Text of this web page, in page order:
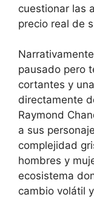
cuestionar las
precio real de
pausado pero
cortantes y
directamente
Raymond
a sus
complejidad
hombres y
ecosistema
cambio volátil